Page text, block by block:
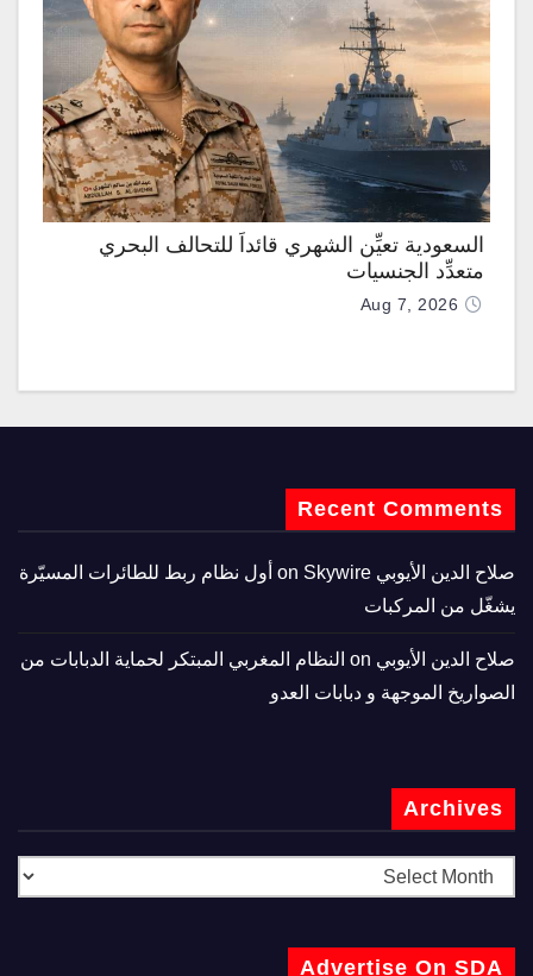
السعودية تعيِّن الشهري قائداً للتحالف البحري
متعدِّد الجنسيات
Aug 7, 2026
Recent Comments
صلاح الدين الأيوبي
Skywire أول نظام ربط للطائرات المسيّرة
يشغّل من المركبات
صلاح الدين الأيوبي
النظام المغربي المبتكر لحماية الدبابات من
الصواريخ الموجهة و دبابات العدو
Archives
Advertise On SDA